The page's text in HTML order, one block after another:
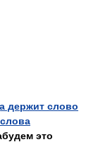
держит слово
это